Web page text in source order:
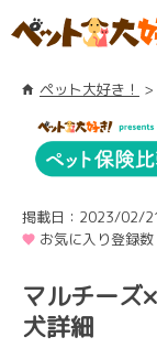
ペット大好き！
掲載日：2023/02/
お気に入り登録
マルチーズ
犬詳細